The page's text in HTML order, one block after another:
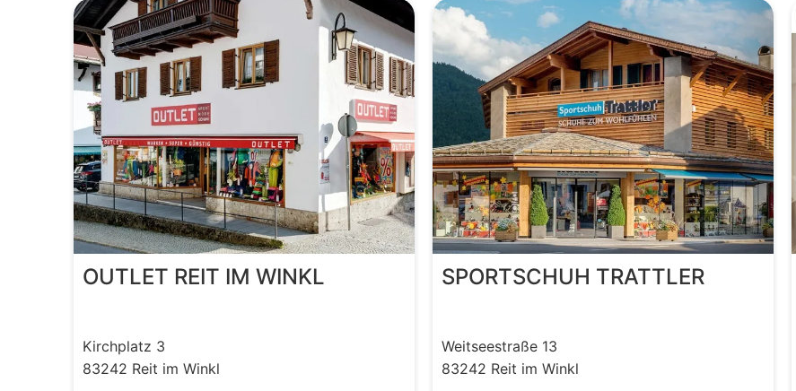
OUTLET REIT IM WINKL
Kirchplatz 3
83242 Reit im Winkl
SPORTSCHUH TRATTLER
Weitseestraße 13
83242 Reit im Winkl